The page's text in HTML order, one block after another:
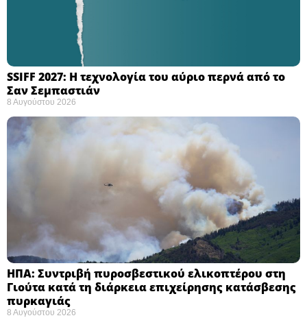
SSIFF 2027: Η τεχνολογία του αύριο περνά από το
Σαν Σεμπαστιάν ​
8 Αυγούστου 2026
ΗΠΑ: Συντριβή πυροσβεστικού ελικοπτέρου στη
Γιούτα κατά τη διάρκεια επιχείρησης κατάσβεσης
πυρκαγιάς ​
8 Αυγούστου 2026